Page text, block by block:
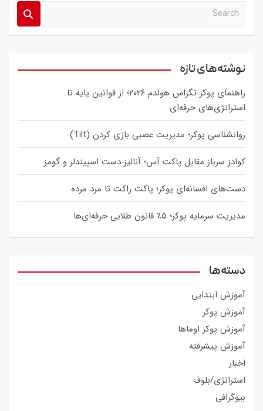
a
c
نوشته‌های تازه
راهنمای پوکر تگزاس هولدم ۲۰۲۶؛ از قوانین پایه تا
استراتژی‌های حرفه‌ای
روانشناسی پوکر؛ مدیریت عصبی بازی کردن (Tilt)
کوادز سرباز مقابل پاکت آس؛ آنالیز دست اسپیندلر و گومز
دست‌های افسانه‌ای پوکر؛ پاکت راکت تا مرد مرده
مدیریت سرمایه پوکر؛ ۵٪ قانون طلایی حرفه‌ای‌ها
دسته‌ها
آموزش ابتدایی
آموزش پوکر
آموزش پوکر اوماها
آموزش پیشرفته
اخبار
استراتژی/بلوف
بیوگرافی